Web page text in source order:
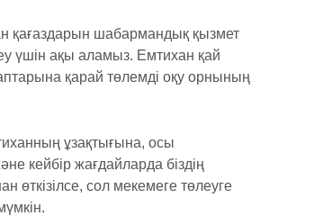
қағаздарын шабармандық қызмет
үшін ақы аламыз. Емтихан қай
қарай төлемді оқу орнының
ұзақтығына, осы
кейбір жағдайларда біздің
өткізілсе, сол мекемеге төлеуге